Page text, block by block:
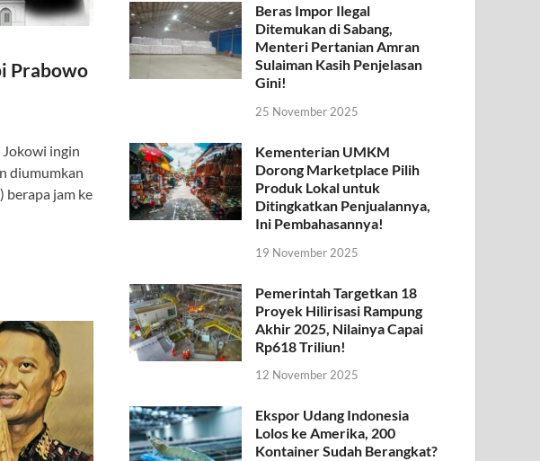
Prabowo
ingin
diumumkan
berapa jam ke
Beras Impor Ilegal
Ditemukan di Sabang,
Menteri Pertanian Amran
Sulaiman Kasih Penjelasan
Gini!
25 November 2025
Kementerian UMKM
Dorong Marketplace Pilih
Produk Lokal untuk
Ditingkatkan Penjualannya,
Ini Pembahasannya!
19 November 2025
Pemerintah Targetkan 18
Proyek Hilirisasi Rampung
Akhir 2025, Nilainya Capai
Rp618 Triliun!
12 November 2025
Ekspor Udang Indonesia
Lolos ke Amerika, 200
Kontainer Sudah Berangkat?